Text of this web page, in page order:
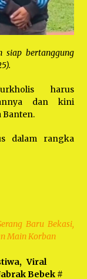
bertanggung
harus
dan kini
Banten.
dalam rangka
Baru Bekasi,
Main Korban
, Viral
Bebek#